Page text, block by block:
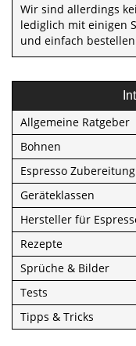
Wir sind allerdings
lediglich mit einigen
und einfach
Allgemeine Ratgeber
Bohnen
Espresso Zubereitung
Geräteklassen
Hersteller für
Rezepte
Sprüche & Bilder
Tests
Tipps & Tricks